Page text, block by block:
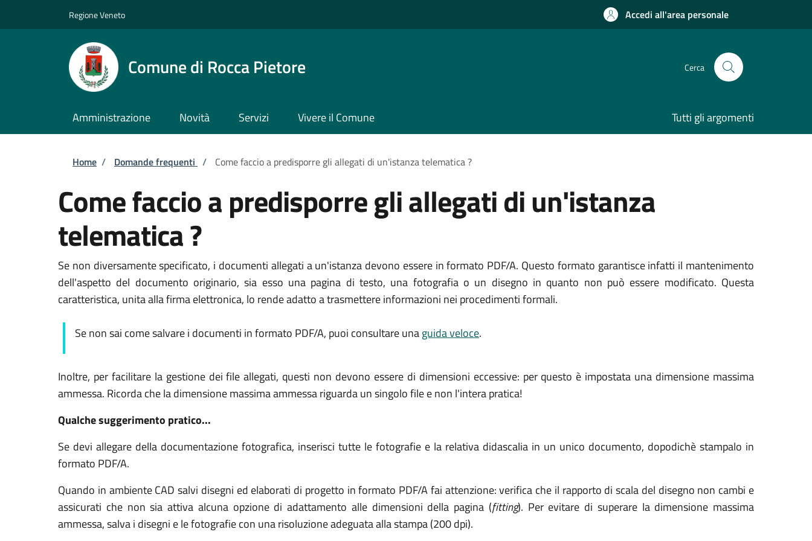
Regione Veneto Accedi all'area personale
Comune di Rocca Pietore Cerca
Amministrazione Novità Servizi Vivere il Comune Tutti gli argomenti
Briciole di pane
Home / Domande frequenti / Come faccio a predisporre gli allegati di un'istanza telematica ?
Come faccio a predisporre gli allegati di un'istanza
telematica ?
Se non diversamente specificato, i documenti allegati a un'istanza devono essere in formato PDF/A. Questo formato garantisce infatti il mantenimento
dell'aspetto del documento originario, sia esso una pagina di testo, una fotografia o un disegno in quanto non può essere modificato. Questa
caratteristica, unita alla firma elettronica, lo rende adatto a trasmettere informazioni nei procedimenti formali.
Se non sai come salvare i documenti in formato PDF/A, puoi consultare unaguida veloce.
Inoltre, per facilitare la gestione dei file allegati, questi non devono essere di dimensioni eccessive: per questo è impostata una dimensione massima
ammessa. Ricorda che la dimensione massima ammessa riguarda un singolo file e non l'intera pratica!
Qualche suggerimento pratico...
Se devi allegare della documentazione fotografica, inserisci tutte le fotografie e la relativa didascalia in un unico documento, dopodichè stampalo in
formato PDF/A.
Quando in ambiente CAD salvi disegni ed elaborati di progetto in formato PDF/A fai attenzione: verifica che il rapporto di scala del disegno non cambi e
assicurati che non sia attiva alcuna opzione di adattamento alle dimensioni della pagina (fitting). Per evitare di superare la dimensione massima
ammessa, salva i disegni e le fotografie con una risoluzione adeguata alla stampa (200 dpi).